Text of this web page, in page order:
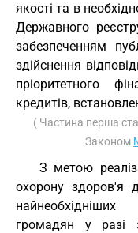
якості та в
Державного
забезпеченням
здійснення
пріоритетного
кредитів,
( Частина перша
Законом
З метою
охорону здоров'я
громадян у разі